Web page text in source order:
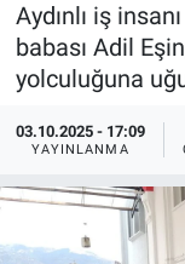
Aydınlı iş
babası Adil
yolculuğuna
03.10.2025 - 17:09
YAYINLANMA